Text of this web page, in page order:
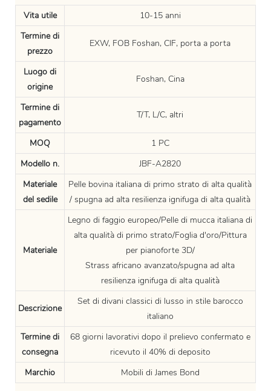
Vita utile
10-15 anni
Termine di
prezzo
EXW, FOB Foshan, CIF, porta a porta
Luogo di
origine
Foshan, Cina
Termine di
pagamento
T/T, L/C, altri
MOQ
1 PC
Modello n.
JBF-A2820
Materiale
del sedile
Pelle bovina italiana di primo strato di alta qualità
/ spugna ad alta resilienza ignifuga di alta qualità
Materiale
Legno di faggio europeo/Pelle di mucca italiana di
alta qualità di primo strato/Foglia d'oro/Pittura
per pianoforte 3D/
Strass africano avanzato/spugna ad alta
resilienza ignifuga di alta qualità
Descrizione
Set di divani classici di lusso in stile barocco
italiano
Termine di
consegna
68 giorni lavorativi dopo il prelievo confermato e
ricevuto il 40% di deposito
Marchio
Mobili di James Bond